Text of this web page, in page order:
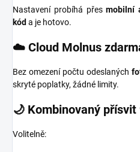
Nastavení probíhá přes mobilní
kód a je hotovo.
☁️ Cloud Molnus
Bez omezení počtu odeslaných
skryté poplatky, žádné limity.
🌙 Kombinovaný
Volitelně: